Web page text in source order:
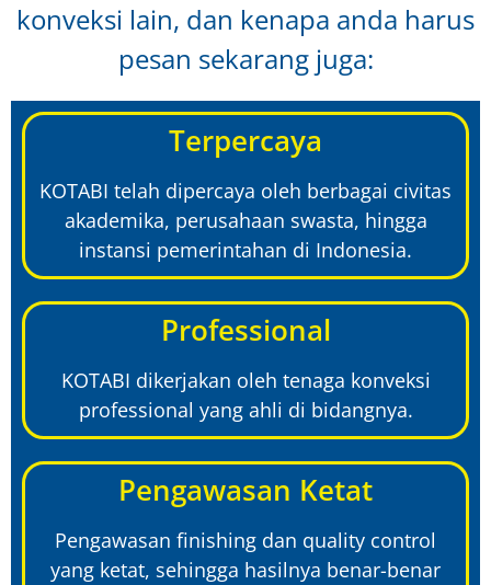
konveksi lain, dan kenapa anda harus
pesan sekarang juga:
Terpercaya
KOTABI telah dipercaya oleh berbagai civitas
akademika, perusahaan swasta, hingga
instansi pemerintahan di Indonesia.
Professional
KOTABI dikerjakan oleh tenaga konveksi
professional yang ahli di bidangnya.
Pengawasan Ketat
Pengawasan finishing dan quality control
yang ketat, sehingga hasilnya benar-benar